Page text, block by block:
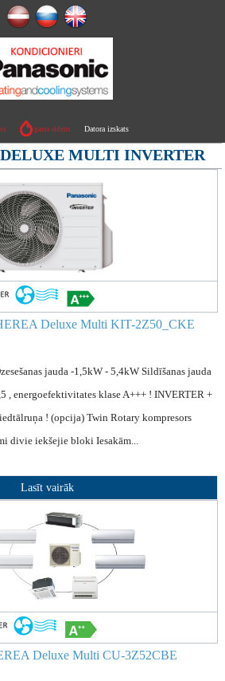
gaiss-ūdens Datora izskats
MULTI INVERTER
Deluxe Multi KIT-2Z50_CKE
jauda -1,5kW - 5,4kW Sildīšanas jauda
, energoefektivitates klase A+++ ! INVERTER +
! (opcija) Twin Rotary kompresors
divie iekšejie bloki Iesakām...
Lasīt vairāk
Deluxe Multi CU-3Z52CBE